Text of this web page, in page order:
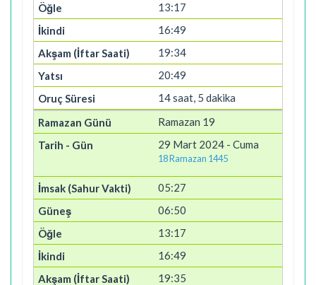
13:17
16:49
19:34
20:49
14 saat, 5 dakika
Ramazan 19
29 Mart 2024 - Cuma
18 Ramazan 1445
05:27
06:50
13:17
16:49
19:35